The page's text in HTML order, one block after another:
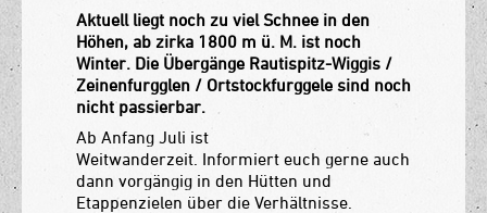
Aktuell liegt noch zu viel Schnee in den
Höhen, ab zirka 1800 m ü. M. ist noch
Winter. Die Übergänge Rautispitz-Wiggis /
Zeinenfurgglen / Ortstockfurggele sind noch
nicht passierbar.
Ab Anfang Juli ist
Weitwanderzeit. Informiert euch gerne auch
dann vorgängig in den Hütten und
Etappenzielen über die Verhältnisse.